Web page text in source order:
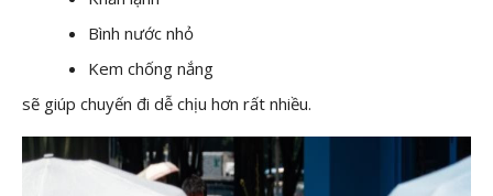
Bình nước nhỏ
Kem chống nắng
sẽ giúp chuyến đi dễ chịu hơn rất nhiều.